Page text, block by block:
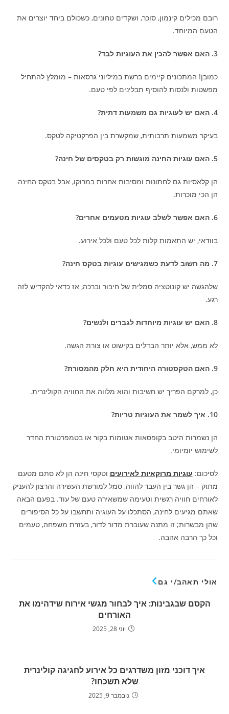
רובם מכילים קינמון, סוכר, ושקדים טחונים, כשכולם ביחד יוצרים את
הטעם המיוחד.
3. האם אפשר להכין את העוגיות לבד?
כמובן! המתכונים קיימים ברשת במיליוני גרסאות – מומלץ להתחיל
מפשטות ולנסות להוסיף תבלינים לפי טעם.
4. האם יש לעוגיות גם משמעות דתית?
בעיקר משמעות תרבותית, שמקשרת בין הפרקטיקה לטקס.
5. האם עוגיות החינה מוגשות רק בטקסים של חינה?
הן קלאסיות גם לחתונות ומסיבות אחרות במרוקו, אבל בטקס החינה
הן הכי מוכרות.
6. האם אפשר לשלב עוגיות מטעמים אחרים?
בוודאי, יש התאמות קלות לכל טעם ולכל אירוע.
7. מה חשוב לדעת כשמגישים עוגיות בטקס חינה?
שלהגשה יש קונוטציה סמלית של חיבור וברכה, אז כדאי להקדיש לזה
רגע.
8. האם יש עוגיות מיוחדות לגברים ולנשים?
לא ממש, אלא יותר הבדלים בקישוט או צורת הגשה.
9. האם הטקסטורה היחודית היא חלק מהמסורת?
כן, למרקם הפריך יש חשיבות והוא מלווה את החוויה הקולינרית.
10. איך לשמר את העוגיות טריות?
הן נשמרות היטב בקופסאות אטומות בקור או בטמפרטורת החדר
לשימוש יומיומי.
לסיכום: עוגיות מרוקאיות לאירועים וטקסי חינה הן לא סתם מטעם
מתוק – הן גשר בין העבר להווה, סמל למורשת העשירה והרצון להעניק
לאורחים חוויה רגשית וטעימה שמשאירה טעם של עוד. בפעם הבאה
שאתם מגיעים לחינה, הסתכלו על העוגיה ותחשבו על כל הסיפורים
שהן מבשרות; זו מתנה שעוברת מדור לדור, בעזרת משפחה, טעמים
וכל כך הרבה אהבה.
אולי תאהב/י גם
הקסם שבגבינות: איך לבחור מגשי אירוח שידהימו את
האורחים
יוני 28, 2025
איך דוכני מזון משדרגים כל אירוע לחגיגה קולינרית
שלא תשכחו?
נובמבר 9, 2025